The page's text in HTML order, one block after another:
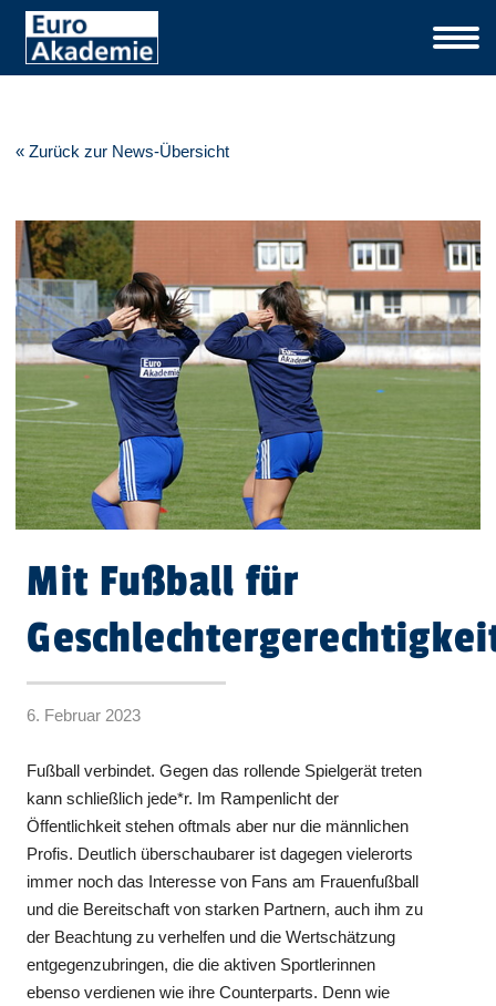
« Zurück zur News-Übersicht
Mit Fußball für
6. Februar 2023
Fußball verbindet. Gegen das rollende Spielgerät treten
kann schließlich jede*r. Im Rampenlicht der
Öffentlichkeit stehen oftmals aber nur die männlichen
Profis. Deutlich überschaubarer ist dagegen vielerorts
immer noch das Interesse von Fans am Frauenfußball
und die Bereitschaft von starken Partnern, auch ihm zu
der Beachtung zu verhelfen und die Wertschätzung
entgegenzubringen, die die aktiven Sportlerinnen
ebenso verdienen wie ihre Counterparts. Denn wie